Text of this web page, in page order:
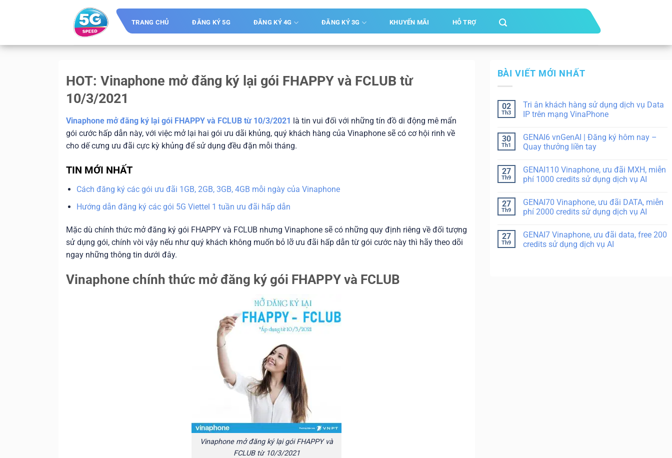
TRANG CHỦ ĐĂNG KÝ 5G ĐĂNG KÝ 4G ĐĂNG KÝ 3G KHUYẾN MÃI HỖ TRỢ
HOT: Vinaphone mở đăng ký lại gói FHAPPY và FCLUB từ
10/3/2021
Vinaphone mở đăng ký lại gói FHAPPY và FCLUB từ 10/3/2021 là tin vui đối với những tín đồ di động mê mẩn
gói cước hấp dẫn này, với việc mở lại hai gói ưu dãi khủng, quý khách hàng của Vinaphone sẽ có cơ hội rinh về
cho dế cưng ưu đãi cực kỳ khủng để sử dụng đều đặn mỗi tháng.
TIN MỚI NHẤT
Cách đăng ký các gói ưu đãi 1GB, 2GB, 3GB, 4GB mỗi ngày của Vinaphone
Hướng dẫn đăng ký các gói 5G Viettel 1 tuần ưu đãi hấp dẫn
Mặc dù chính thức mở đăng ký gói FHAPPY và FCLUB nhưng Vinaphone sẽ có những quy định riêng về đối tượng
sử dụng gói, chính vòi vậy nếu như quý khách không muốn bỏ lỡ ưu đãi hấp dẫn từ gói cước này thì hãy theo dõi
ngay những thông tin dưới đây.
Vinaphone chính thức mở đăng ký gói FHAPPY và FCLUB
Vinaphone mở đăng ký lại gói FHAPPY và
FCLUB từ 10/3/2021
BÀI VIẾT MỚI NHẤT
02
Th3
Tri ân khách hàng sử dụng dịch vụ Data
IP trên mạng VinaPhone
30
Th1
GENAI6 vnGenAI | Đăng ký hôm nay –
Quay thưởng liền tay
27
Th9
GENAI110 Vinaphone, ưu đãi MXH, miễn
phí 1000 credits sử dụng dịch vụ AI
27
Th9
GENAI70 Vinaphone, ưu đãi DATA, miễn
phí 2000 credits sử dụng dịch vụ AI
27
Th9
GENAI7 Vinaphone, ưu đãi data, free 200
credits sử dụng dịch vụ AI